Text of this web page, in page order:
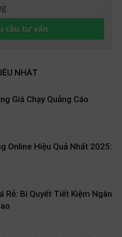
cầu tư vấn
NHẤT
Giá Chạy Quảng Cáo
Online Hiệu Quả Nhất 2025:
Rẻ: Bí Quyết Tiết Kiệm Ngân